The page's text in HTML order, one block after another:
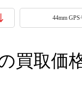
44mm
買取価